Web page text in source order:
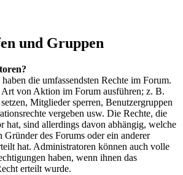
und Gruppen
die umfassendsten Rechte im Forum.
Art von Aktion im Forum ausführen; z. B.
Mitglieder sperren, Benutzergruppen
vergeben usw. Die Rechte, die
hat, sind allerdings davon abhängig, welche
Gründer des Forums oder ein anderer
hat. Administratoren können auch volle
haben, wenn ihnen das
erteilt wurde.